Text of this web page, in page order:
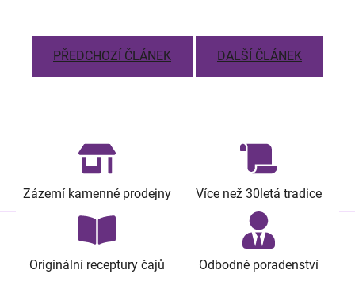
PŘEDCHOZÍ ČLÁNEK DALŠÍ ČLÁNEK
Zázemí kamenné prodejny Více než 30letá tradice
Originální receptury čajů Odbodné poradenství